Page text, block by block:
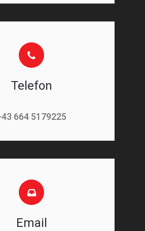
Telefon
664 5179225
Email